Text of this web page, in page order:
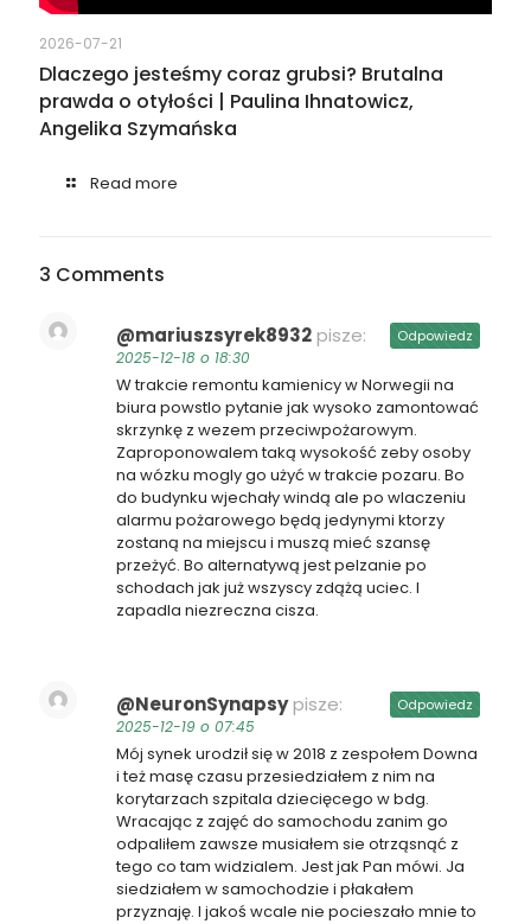
2026-07-21
Dlaczego jesteśmy coraz grubsi? Brutalna
prawda o otyłości | Paulina Ihnatowicz,
Angelika Szymańska
Read more
3 Comments
@mariuszsyrek8932pisze:
2025-12-18 o 18:30
W trakcie remontu kamienicy w Norwegii na
biura powstlo pytanie jak wysoko zamontować
skrzynkę z wezem przeciwpożarowym.
Zaproponowalem taką wysokość zeby osoby
na wózku mogly go użyć w trakcie pozaru. Bo
do budynku wjechały windą ale po wlaczeniu
alarmu pożarowego będą jedynymi ktorzy
zostaną na miejscu i muszą mieć szansę
przeżyć. Bo alternatywą jest pelzanie po
schodach jak już wszyscy zdążą uciec. I
zapadla niezreczna cisza.
Odpowiedz
@NeuronSynapsypisze:
2025-12-19 o 07:45
Mój synek urodził się w 2018 z zespołem Downa
i też masę czasu przesiedziałem z nim na
korytarzach szpitala dziecięcego w bdg.
Wracając z zajęć do samochodu zanim go
odpaliłem zawsze musiałem sie otrząsnąć z
tego co tam widzialem. Jest jak Pan mówi. Ja
siedziałem w samochodzie i płakałem
przyznaję. I jakoś wcale nie pocieszało mnie to
Odpowiedz